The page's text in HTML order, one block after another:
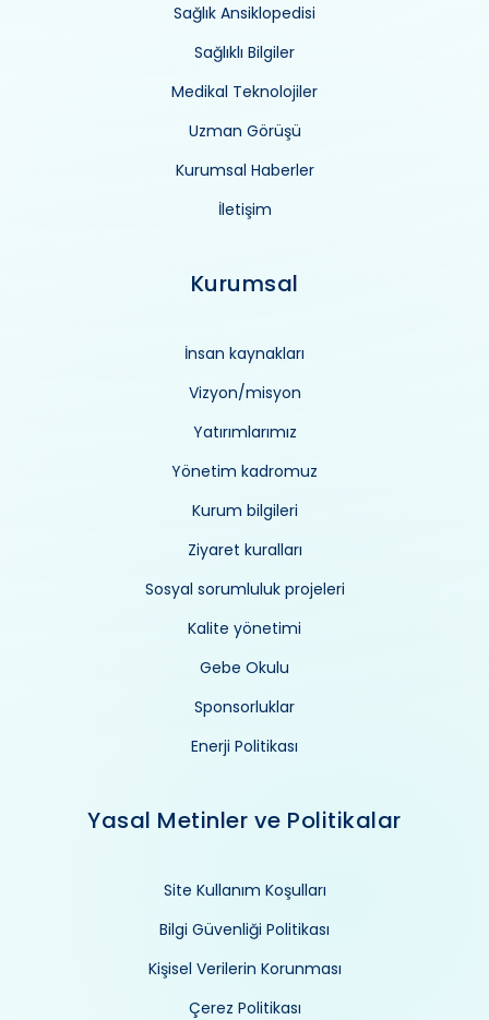
Sağlık Ansiklopedisi
Sağlıklı Bilgiler
Medikal Teknolojiler
Uzman Görüşü
Kurumsal Haberler
İletişim
Kurumsal
İnsan kaynakları
Vizyon/misyon
Yatırımlarımız
Yönetim kadromuz
Kurum bilgileri
Ziyaret kuralları
Sosyal sorumluluk projeleri
Kalite yönetimi
Gebe Okulu
Sponsorluklar
Enerji Politikası
Yasal Metinler ve Politikalar
Site Kullanım Koşulları
Bilgi Güvenliği Politikası
Kişisel Verilerin Korunması
Çerez Politikası